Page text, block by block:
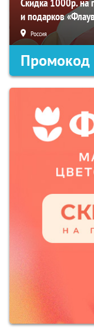
Скидка 1000р. на
и подарков
Россия
Промокод